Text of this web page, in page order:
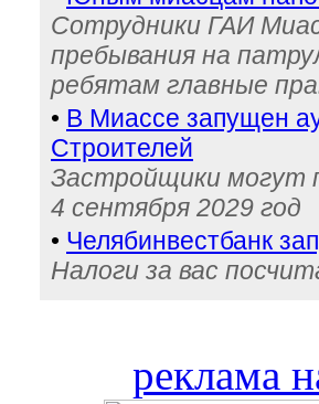
Сотрудники ГАИ
пребывания на
ребятам главные
• В Миассе запущен
Строителей
Застройщики могут
4 сентября 2029 год
• Челябинвестбанк
Налоги за вас
реклама